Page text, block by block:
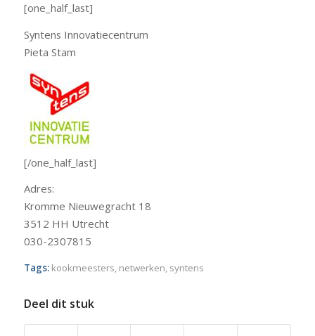
[one_half_last]
Syntens Innovatiecentrum
Pieta Stam
[/one_half_last]
Adres:
Kromme Nieuwegracht 18
3512 HH Utrecht
030-2307815
Tags: kookmeesters, netwerken, syntens
Deel dit stuk